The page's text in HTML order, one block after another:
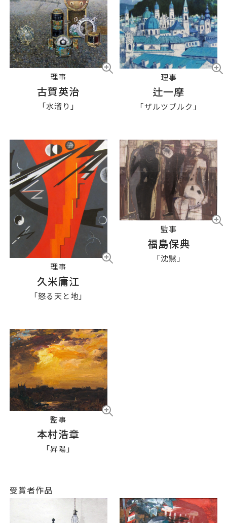
理事
古賀英治
「水溜り」
理事
辻一摩
「ザルツブルク」
理事
久米庸江
「怒る天と地」
監事
福島保典
「沈黙」
監事
本村浩章
「昇陽」
受賞者作品